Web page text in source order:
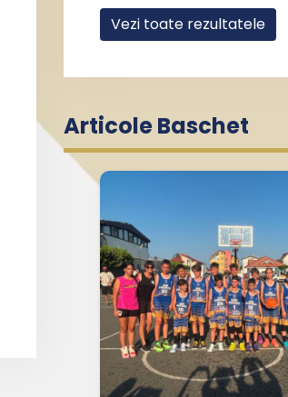
Vezi toate rezultatele
Articole Baschet